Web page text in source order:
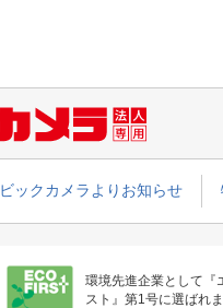
ビックカメラよりお知らせ
環境先進企業として『
スト』第1号に選ばれま